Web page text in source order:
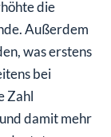
die
Außerdem
was erstens
bei
Zahl
damit mehr